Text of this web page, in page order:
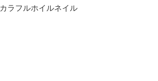
カラフルホイルネイル